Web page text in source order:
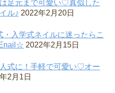
足元まで可愛い♡真似した
ル♪ 2022年2月20日
入学式ネイルに迷ったらこ
2022年2月15日
式に！手軽で可愛い♡オー
2月1日